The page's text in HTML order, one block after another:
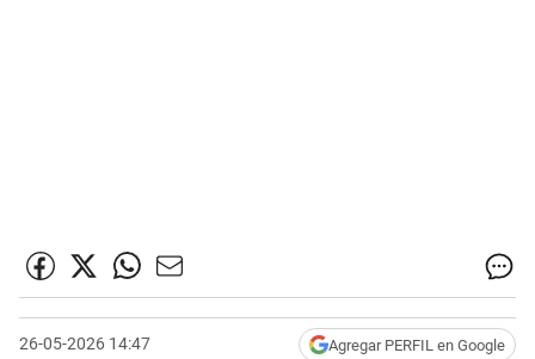
26-05-2026 14:47 Agregar PERFIL en Google